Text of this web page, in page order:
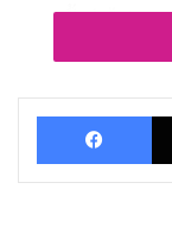
งานครั้งต่อไป
วิธีทำความ
น้ำยาล้างจานก็